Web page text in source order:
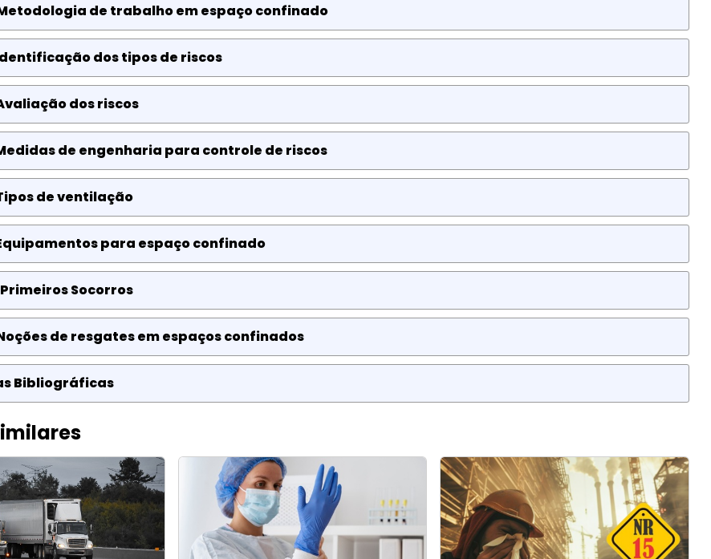
de trabalho em espaço confinado
dos tipos de riscos
dos riscos
de engenharia para controle de riscos
de ventilação
para espaço confinado
Socorros
Noções de resgates em espaços confinados
Bibliográficas